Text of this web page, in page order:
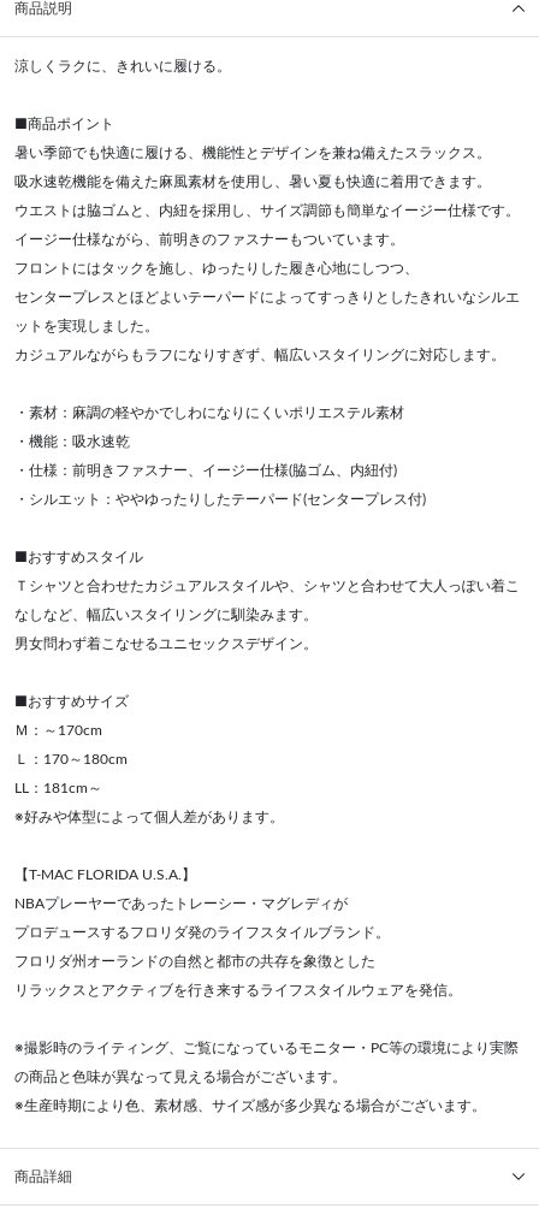
商品説明
涼しくラクに、きれいに履ける。
■商品ポイント
暑い季節でも快適に履ける、機能性とデザインを兼ね備えたスラックス。
吸水速乾機能を備えた麻風素材を使用し、暑い夏も快適に着用できます。
ウエストは脇ゴムと、内紐を採用し、サイズ調節も簡単なイージー仕様です。
イージー仕様ながら、前明きのファスナーもついています。
フロントにはタックを施し、ゆったりした履き心地にしつつ、
センタープレスとほどよいテーパードによってすっきりとしたきれいなシルエ
ットを実現しました。
カジュアルながらもラフになりすぎず、幅広いスタイリングに対応します。
・素材：麻調の軽やかでしわになりにくいポリエステル素材
・機能：吸水速乾
・仕様：前明きファスナー、イージー仕様(脇ゴム、内紐付)
・シルエット：ややゆったりしたテーパード(センタープレス付)
■おすすめスタイル
Ｔシャツと合わせたカジュアルスタイルや、シャツと合わせて大人っぽい着こ
なしなど、幅広いスタイリングに馴染みます。
男女問わず着こなせるユニセックスデザイン。
■おすすめサイズ
Ｍ：～170cm
Ｌ：170～180cm
LL：181cm～
※好みや体型によって個人差があります。
【T-MAC FLORIDA U.S.A.】
NBAプレーヤーであったトレーシー・マグレディが
プロデュースするフロリダ発のライフスタイルブランド。
フロリダ州オーランドの自然と都市の共存を象徴とした
リラックスとアクティブを行き来するライフスタイルウェアを発信。
※撮影時のライティング、ご覧になっているモニター・PC等の環境により実際
の商品と色味が異なって見える場合がございます。
※生産時期により色、素材感、サイズ感が多少異なる場合がございます。
商品詳細